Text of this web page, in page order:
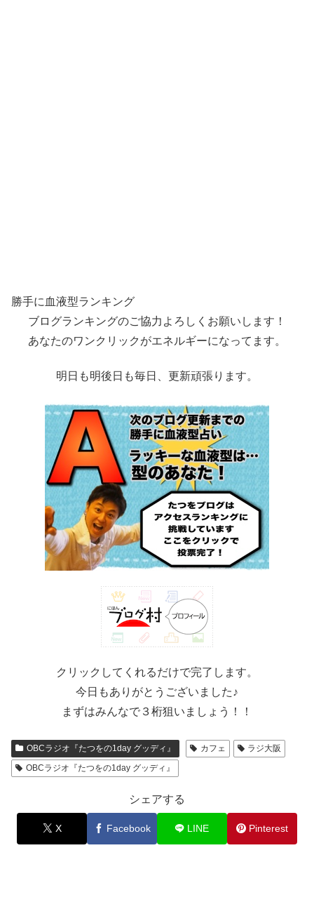
勝手に血液型ランキング
ブログランキングのご協力よろしくお願いします！
あなたのワンクリックがエネルギーになってます。
明日も明後日も毎日、更新頑張ります。
クリックしてくれるだけで完了します。
今日もありがとうございました♪
まずはみんなで３桁狙いましょう！！
OBCラジオ『たつをの1day グッディ』 カフェ
ラジ大阪
OBCラジオ『たつをの1day グッディ』
シェアする
X Facebook LINE Pinterest